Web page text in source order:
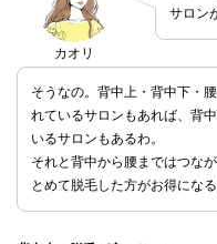
カオリ
サロン
そうなの。背中上・背中下・
れているサロンもあれば、背
いるサロンもあるわ。
それと背中から腰まではつな
とめて脱毛した方がお得になる